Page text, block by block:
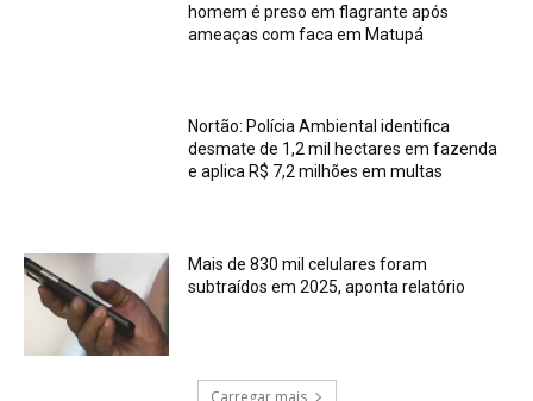
homem é preso em flagrante após
ameaças com faca em Matupá
Nortão: Polícia Ambiental identifica
desmate de 1,2 mil hectares em fazenda
e aplica R$ 7,2 milhões em multas
Mais de 830 mil celulares foram
subtraídos em 2025, aponta relatório
Carregar mais